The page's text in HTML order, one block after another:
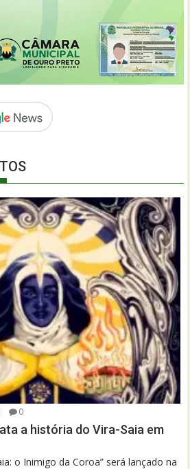
0
a história do Vira-Saia em
o Inimigo da Coroa” será lançado na